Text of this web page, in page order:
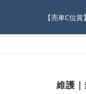
【亮車C位
2026車友推薦新車鍍
維護